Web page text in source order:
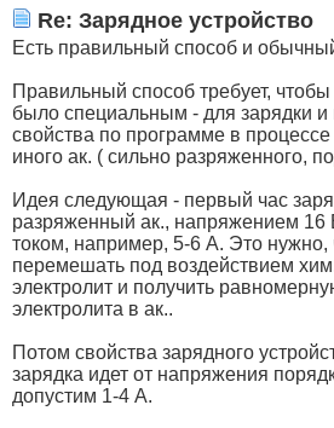
Re: Зарядное устройство
Есть правильный способ и
Правильный способ требует,
было специальным - для зарядки и
свойства по программе в процессе
иного ак. ( сильно разряженного,
Идея следующая - первый час
разряженный ак., напряжением 16
током, например, 5-6 А. Это нужно,
перемешать под воздействием
электролит и получить
электролита в ак..
Потом свойства зарядного
зарядка идет от напряжения
допустим 1-4 А.